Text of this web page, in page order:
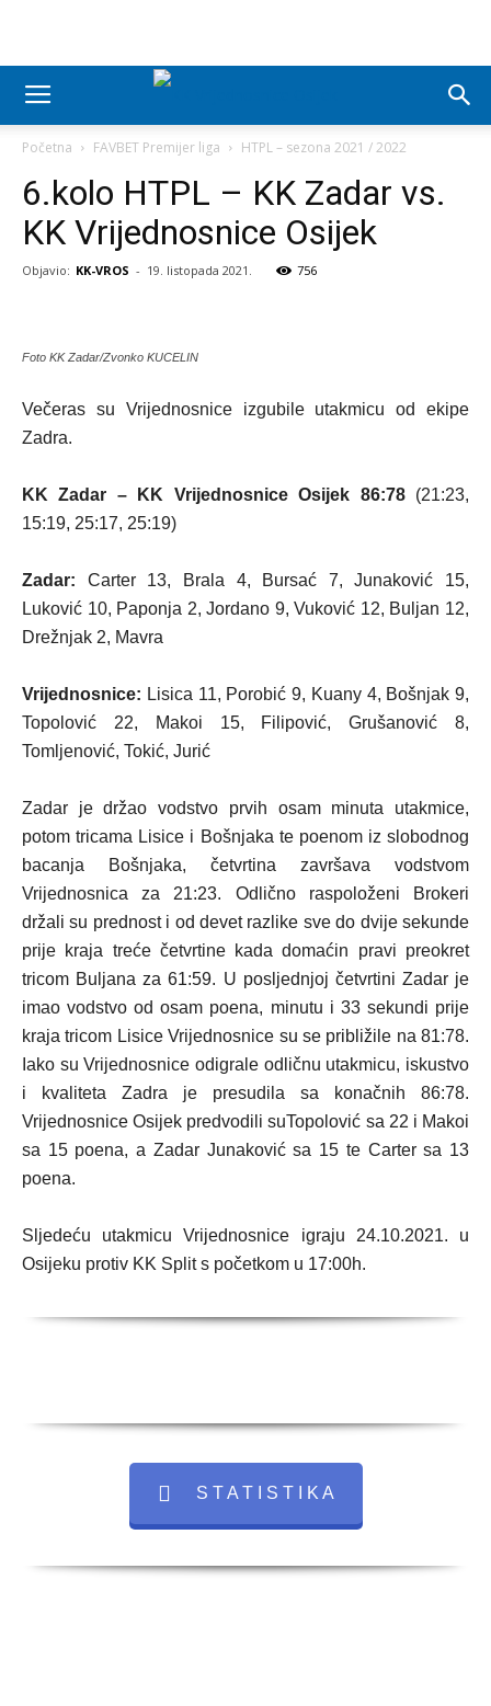
Početna FAVBET Premijer liga HTPL – sezona 2021 / 2022
6.kolo HTPL – KK Zadar vs.
KK Vrijednosnice Osijek
Objavio: KK-VROS - 19. listopada 2021. 756
Foto KK Zadar/Zvonko KUCELIN
Večeras su Vrijednosnice izgubile utakmicu od ekipe
Zadra.
KK Zadar – KK Vrijednosnice Osijek 86:78(21:23,
15:19, 25:17, 25:19)
Zadar: Carter 13, Brala 4, Bursać 7, Junaković 15,
Luković 10, Paponja 2, Jordano 9, Vuković 12, Buljan 12,
Drežnjak 2, Mavra
Vrijednosnice: Lisica 11, Porobić 9, Kuany 4, Bošnjak 9,
Topolović 22, Makoi 15, Filipović, Grušanović 8,
Tomljenović, Tokić, Jurić
Zadar je držao vodstvo prvih osam minuta utakmice,
potom tricama Lisice i Bošnjaka te poenom iz slobodnog
bacanja Bošnjaka, četvrtina završava vodstvom
Vrijednosnica za 21:23. Odlično raspoloženi Brokeri
držali su prednost i od devet razlike sve do dvije sekunde
prije kraja treće četvrtine kada domaćin pravi preokret
tricom Buljana za 61:59. U posljednjoj četvrtini Zadar je
imao vodstvo od osam poena, minutu i 33 sekundi prije
kraja tricom Lisice Vrijednosnice su se približile na 81:78.
Iako su Vrijednosnice odigrale odličnu utakmicu, iskustvo
i kvaliteta Zadra je presudila sa konačnih 86:78.
Vrijednosnice Osijek predvodili suTopolović sa 22 i Makoi
sa 15 poena, a Zadar Junaković sa 15 te Carter sa 13
poena.
Sljedeću utakmicu Vrijednosnice igraju 24.10.2021. u
Osijeku protiv KK Split s početkom u 17:00h.
S T A T I S T I K A